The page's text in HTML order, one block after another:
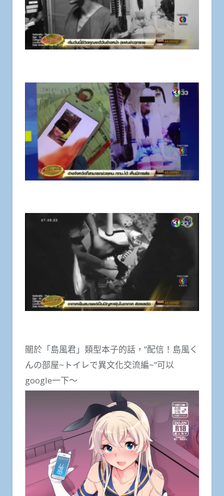
關於「島風君」類型本子的話，”配信！島風く
んの部屋~トイレで異文化交流編~”可以
google一下～